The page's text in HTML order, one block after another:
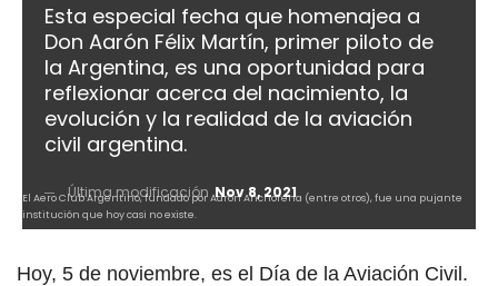
Esta especial fecha que homenajea a
Don Aarón Félix Martín, primer piloto de
la Argentina, es una oportunidad para
reflexionar acerca del nacimiento, la
evolución y la realidad de la aviación
civil argentina.
Última modificación Nov 8, 2021
El Aero Club Argentino, fundado por Aarón Anchorena (entre otros), fue una pujante
institución que hoy casi no existe.
Hoy, 5 de noviembre, es el Día de la Aviación Civil.